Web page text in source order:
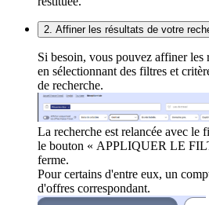
2. Affiner les résultats de votre
Si besoin, vous pouvez affiner les
en sélectionnant des filtres et
de recherche.
La recherche est relancée avec le
le bouton « APPLIQUER LE
ferme.
Pour certains d'entre eux, un
d'offres correspondant.